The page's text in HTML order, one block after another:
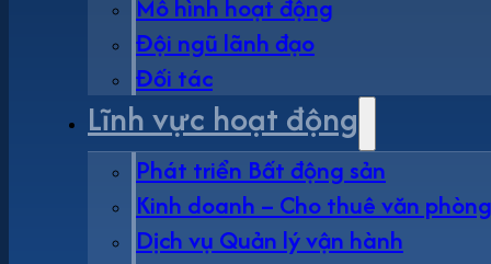
Mô hình hoạt động
Đội ngũ lãnh đạo
Đối tác
Lĩnh vực hoạt động
Phát triển Bất động sản
Kinh doanh – Cho thuê văn phòng
Dịch vụ Quản lý vận hành